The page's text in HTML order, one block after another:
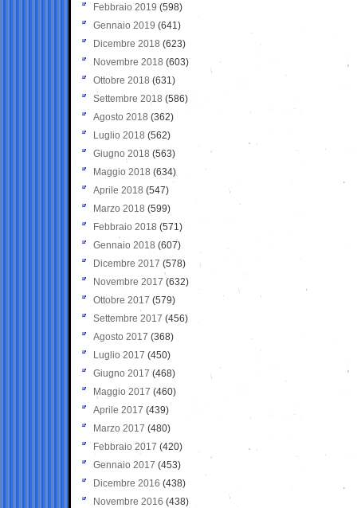
Febbraio 2019 (598)
Gennaio 2019 (641)
Dicembre 2018 (623)
Novembre 2018 (603)
Ottobre 2018 (631)
Settembre 2018 (586)
Agosto 2018 (362)
Luglio 2018 (562)
Giugno 2018 (563)
Maggio 2018 (634)
Aprile 2018 (547)
Marzo 2018 (599)
Febbraio 2018 (571)
Gennaio 2018 (607)
Dicembre 2017 (578)
Novembre 2017 (632)
Ottobre 2017 (579)
Settembre 2017 (456)
Agosto 2017 (368)
Luglio 2017 (450)
Giugno 2017 (468)
Maggio 2017 (460)
Aprile 2017 (439)
Marzo 2017 (480)
Febbraio 2017 (420)
Gennaio 2017 (453)
Dicembre 2016 (438)
Novembre 2016 (438)